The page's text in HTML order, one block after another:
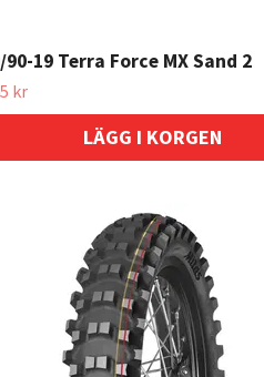
90-19 Terra Force MX Sand 2
kr